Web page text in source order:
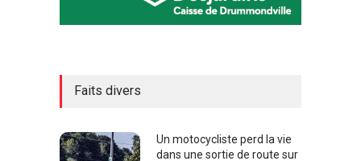
Faits divers
Un motocycliste perd la vie
dans une sortie de route sur